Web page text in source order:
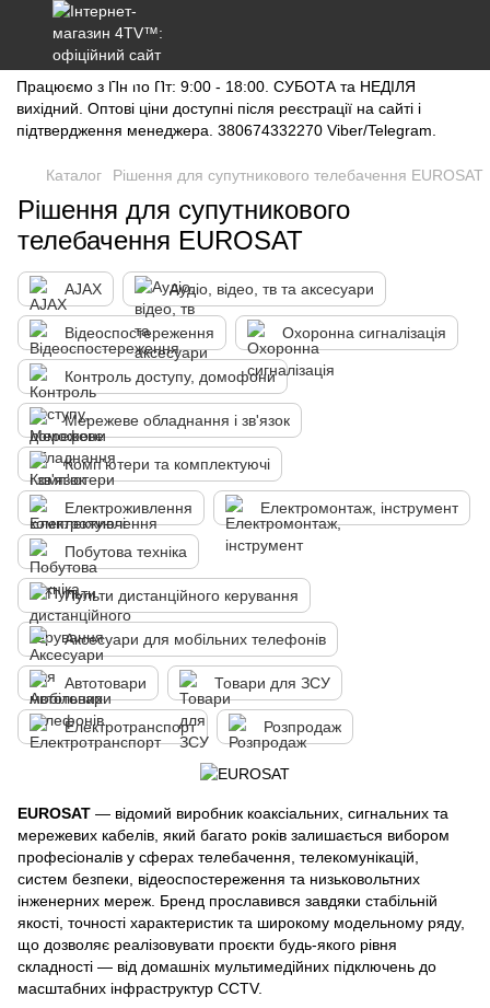
Працюємо з Пн по Пт: 9:00 - 18:00. СУБОТА та НЕДІЛЯ
вихідний. Оптові ціни доступні після реєстрації на сайті і
підтвердження менеджера. 380674332270 Viber/Telegram.
Каталог Рішення для супутникового телебачення EUROSAT
Рішення для супутникового
телебачення EUROSAT
AJAX Аудіо, відео, тв та аксесуари
Відеоспостереження Охоронна сигналізація
Контроль доступу, домофони
Мережеве обладнання і зв'язок
Комп'ютери та комплектуючі
Електроживлення Електромонтаж, інструмент
Побутова техніка
Пульти дистанційного керування
Аксесуари для мобільних телефонів
Автотовари Товари для ЗСУ
Електротранспорт Розпродаж
EUROSAT — відомий виробник коаксіальних, сигнальних та
мережевих кабелів, який багато років залишається вибором
професіоналів у сферах телебачення, телекомунікацій,
систем безпеки, відеоспостереження та низьковольтних
інженерних мереж. Бренд прославився завдяки стабільній
якості, точності характеристик та широкому модельному ряду,
що дозволяє реалізовувати проєкти будь-якого рівня
складності — від домашніх мультимедійних підключень до
масштабних інфраструктур CCTV.